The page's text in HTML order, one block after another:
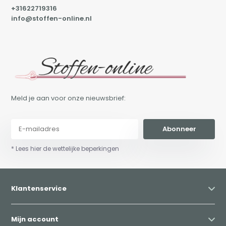
+31622719316
info@stoffen-online.nl
Meld je aan voor onze nieuwsbrief:
Abonneer
* Lees hier de wettelijke beperkingen
Klantenservice
Mijn account